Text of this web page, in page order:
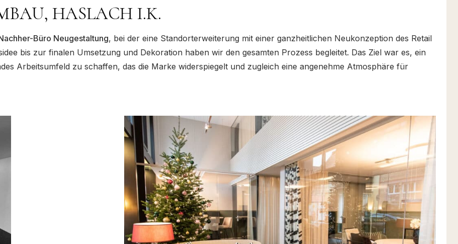
HASLACH I.K.
Büro Neugestaltung, bei der eine Standorterweiterung mit einer ganzheitlichen Neukonzeption des Retail
bis zur finalen Umsetzung und Dekoration haben wir den gesamten Prozess begleitet. Das Ziel war es, ein
Arbeitsumfeld zu schaffen, das die Marke widerspiegelt und zugleich eine angenehme Atmosphäre für